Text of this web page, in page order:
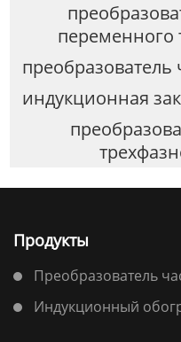
переменного
преобразователь
индукционная
Продукты
Преобразователь
Индукционный